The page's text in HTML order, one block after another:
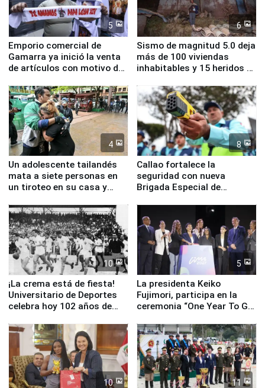
5
Emporio comercial de
Gamarra ya inició la venta
de artículos con motivo de
6
Sismo de magnitud 5.0 deja
más de 100 viviendas
inhabitables y 15 heridos en
4
Un adolescente tailandés
mata a siete personas en
un tiroteo en su casa y
8
Callao fortalece la
seguridad con nueva
Brigada Especial de
equipamiento para
Serenazgo
10
¡La crema está de fiesta!
Universitario de Deportes
celebra hoy 102 años de
5
La presidenta Keiko
Fujimori, participa en la
ceremonia “One Year To Go
10 11